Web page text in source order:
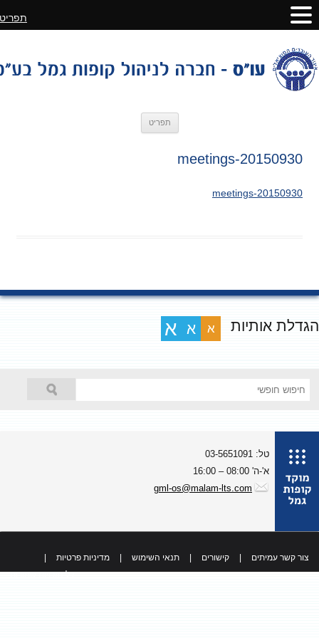
תפריט
20150930-meetings
20150930-meetings
אותיות א א א
טל: 03-5651091
א'-ה' 08:00 – 16:00
gml-os@malam-lts.com
צור קשר עמיתים קישורים תנאי השימוש מדיניות פרטיות
כל הזכויות שמורות
תפריט